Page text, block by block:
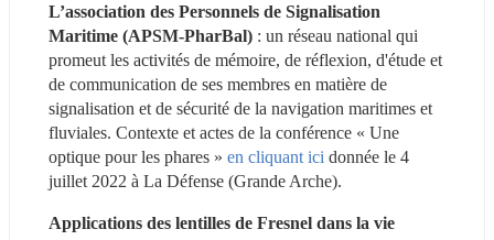
L’association des Personnels de Signalisation
Maritime (APSM-PharBal) : un réseau national qui
promeut les activités de mémoire, de réflexion, d'étude et
de communication de ses membres en matière de
signalisation et de sécurité de la navigation maritimes et
fluviales. Contexte et actes de la conférence « Une
optique pour les phares » en cliquant ici donnée le 4
juillet 2022 à La Défense (Grande Arche).
Applications des lentilles de Fresnel dans la vie